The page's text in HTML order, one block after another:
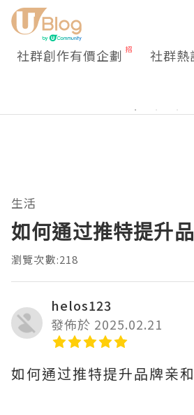
社群創作有價企劃 社群熱
生活
如何通过推特提升
瀏覽次數:218
helos123
發佈於 2025.02.21
如何通过推特提升品牌亲